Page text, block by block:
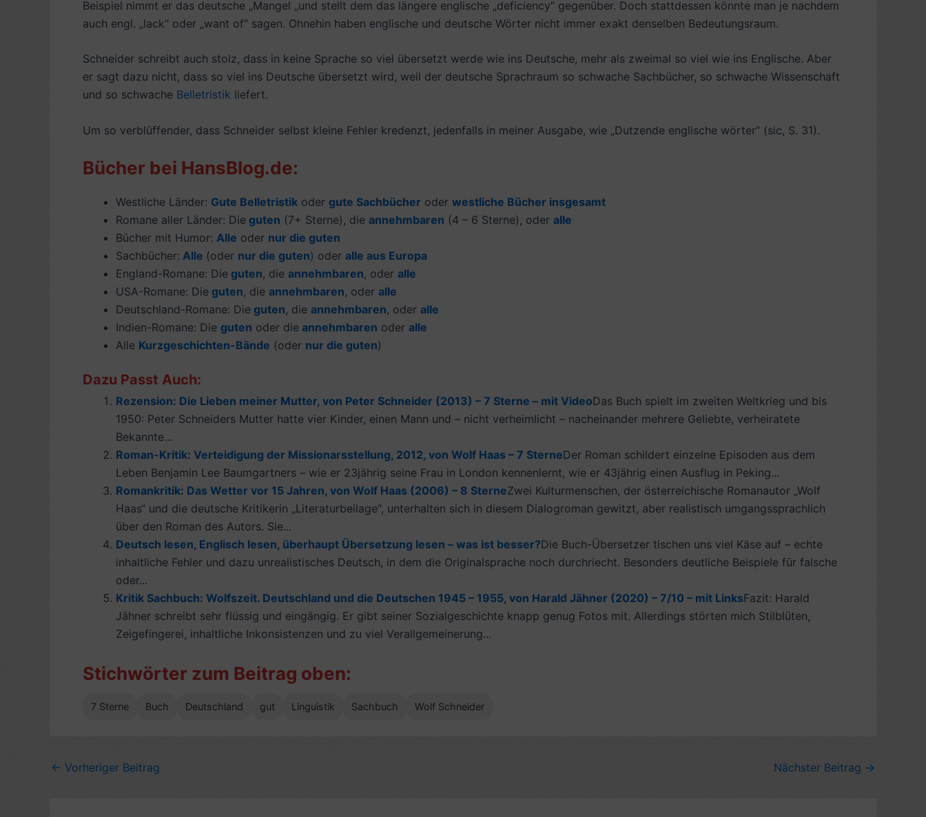
Beispiel nimmt er das deutsche „Mangel „und stellt dem das längere englische „deficiency“ gegenüber. Doch stattdessen könnte man je nachdem
auch engl. „lack“ oder „want of“ sagen. Ohnehin haben englische und deutsche Wörter nicht immer exakt denselben Bedeutungsraum.
Schneider schreibt auch stolz, dass in keine Sprache so viel übersetzt werde wie ins Deutsche, mehr als zweimal so viel wie ins Englische. Aber
er sagt dazu nicht, dass so viel ins Deutsche übersetzt wird, weil der deutsche Sprachraum so schwache Sachbücher, so schwache Wissenschaft
und so schwache Belletristik liefert.
Um so verblüffender, dass Schneider selbst kleine Fehler kredenzt, jedenfalls in meiner Ausgabe, wie „Dutzende englische wörter“ (sic, S. 31).
Bücher bei HansBlog.de:
Westliche Länder: Gute Belletristik oder gute Sachbücher oder westliche Bücher insgesamt
Romane aller Länder: Die guten (7+ Sterne), die annehmbaren (4 – 6 Sterne), oder alle
Bücher mit Humor: Alle oder nur die guten
Sachbücher: Alle (oder nur die guten) oder alle aus Europa
England-Romane: Die guten, die annehmbaren, oder alle
USA-Romane: Die guten, die annehmbaren, oder alle
Deutschland-Romane: Die guten, die annehmbaren, oder alle
Indien-Romane: Die guten oder die annehmbaren oder alle
Alle Kurzgeschichten-Bände (oder nur die guten)
Dazu Passt Auch:
Rezension: Die Lieben meiner Mutter, von Peter Schneider (2013) – 7 Sterne – mit VideoDas Buch spielt im zweiten Weltkrieg und bis
1950: Peter Schneiders Mutter hatte vier Kinder, einen Mann und – nicht verheimlicht – nacheinander mehrere Geliebte, verheiratete
Bekannte...
Roman-Kritik: Verteidigung der Missionarsstellung, 2012, von Wolf Haas – 7 SterneDer Roman schildert einzelne Episoden aus dem
Leben Benjamin Lee Baumgartners – wie er 23jährig seine Frau in London kennenlernt, wie er 43jährig einen Ausflug in Peking...
Romankritik: Das Wetter vor 15 Jahren, von Wolf Haas (2006) – 8 SterneZwei Kulturmenschen, der österreichische Romanautor „Wolf
Haas“ und die deutsche Kritikerin „Literaturbeilage“, unterhalten sich in diesem Dialogroman gewitzt, aber realistisch umgangssprachlich
über den Roman des Autors. Sie...
Deutsch lesen, Englisch lesen, überhaupt Übersetzung lesen – was ist besser?Die Buch-Übersetzer tischen uns viel Käse auf – echte
inhaltliche Fehler und dazu unrealistisches Deutsch, in dem die Originalsprache noch durchriecht. Besonders deutliche Beispiele für falsche
oder...
Kritik Sachbuch: Wolfszeit. Deutschland und die Deutschen 1945 – 1955, von Harald Jähner (2020) – 7/10 – mit LinksFazit: Harald
Jähner schreibt sehr flüssig und eingängig. Er gibt seiner Sozialgeschichte knapp genug Fotos mit. Allerdings störten mich Stilblüten,
Zeigefingerei, inhaltliche Inkonsistenzen und zu viel Verallgemeinerung...
Stichwörter zum Beitrag oben:
7 Sterne Buch Deutschland gut Linguistik Sachbuch Wolf Schneider
← Vorheriger Beitrag Nächster Beitrag →